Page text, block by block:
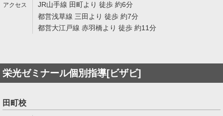
JR山手線 田町より 徒歩 約6分
都営浅草線 三田より 徒歩 約7分
都営大江戸線 赤羽橋より 徒歩 約11分
栄光ゼミナール個別指導[ビザビ]
田町校